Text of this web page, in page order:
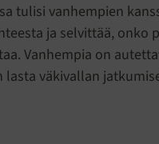
tulisi vanhempien
ja selvittää, onko
Vanhempia on
lasta väkivallan